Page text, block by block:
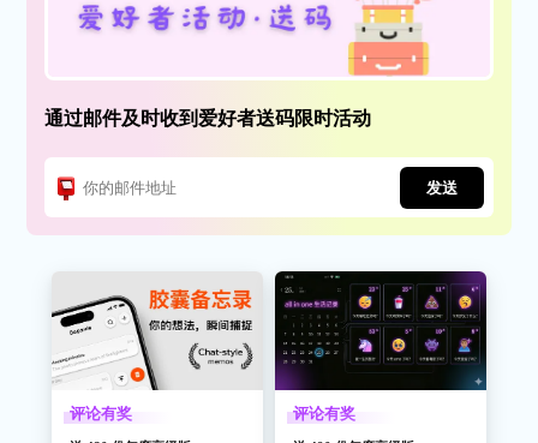
通过邮件及时收到爱好者送码限时活动
发送
评论有奖 评论有奖